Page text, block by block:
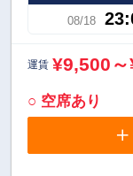
08/18
運賃 ¥9,500
○ 空席あり